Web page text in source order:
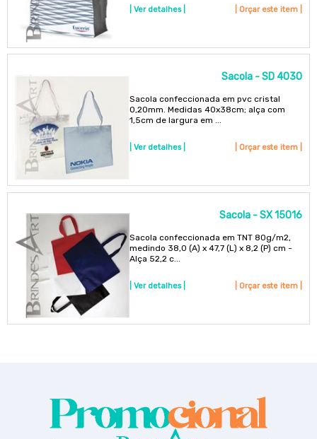
| Ver detalhes | | Orçar este item |
Sacola - SD 4030
Sacola confeccionada em pvc cristal
0,20mm. Medidas 40x38cm; alça com
1,5cm de largura em ...
| Ver detalhes | | Orçar este item |
Sacola - SX 15016
Sacola confeccionada em TNT 80g/m2,
medindo 38,0 (A) x 47,7 (L) x 8,2 (P) cm -
Alça 52,2 c...
| Ver detalhes | | Orçar este item |